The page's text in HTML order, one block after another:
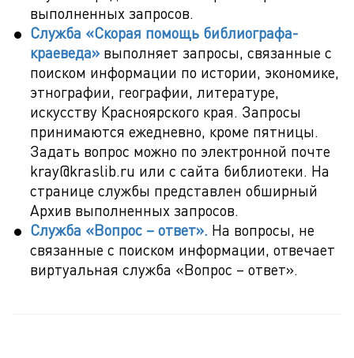
выполненных запросов.
Служба «Скорая помощь библиографа-
краеведа»выполняет запросы, связанные с
поиском информации по истории, экономике,
этнографии, географии, литературе,
искусству Красноярского края. Запросы
принимаются ежедневно, кроме пятницы.
Задать вопрос можно по электронной почте
kray@kraslib.ru или с сайта библиотеки. На
странице службы представлен обширный
Архив выполненных запросов.
Служба «Вопрос – ответ». На вопросы, не
связанные с поиском информации, отвечает
виртуальная служба «Вопрос – ответ».